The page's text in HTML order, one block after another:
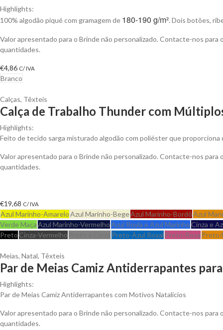
Highlights:
100% algodão piqué com gramagem de 180-190 g/m². Dois botões,
Valor apresentado para o Brinde não personalizado. Contacte-nos
quantidades.
€4,86 C/ IVA
Branco
Calças, Têxteis
Calça de Trabalho Thunder com
Highlights:
Feito de tecido sarga misturado algodão com poliéster que proporciona
Valor apresentado para o Brinde não personalizado. Contacte-nos
quantidades.
€19,68 C/ IVA
Azul Marinho-AmareloAzul Marinho-BegeAzul Marinho-BordôAzul
Verde MaçaAzul Marinho-VermelhoAzul Royla e Azul Marinho Cinza e
Preto Cinza-Vermelho Preto-Azul Royal Preto-Rosa Preto/
Meias, Natal, Têxteis
Par de Meias Camiz Antiderrapantes
Highlights:
Par de Meias Camiz Antiderrapantes com Motivos Natalícios
Valor apresentado para o Brinde não personalizado. Contacte-nos
quantidades.